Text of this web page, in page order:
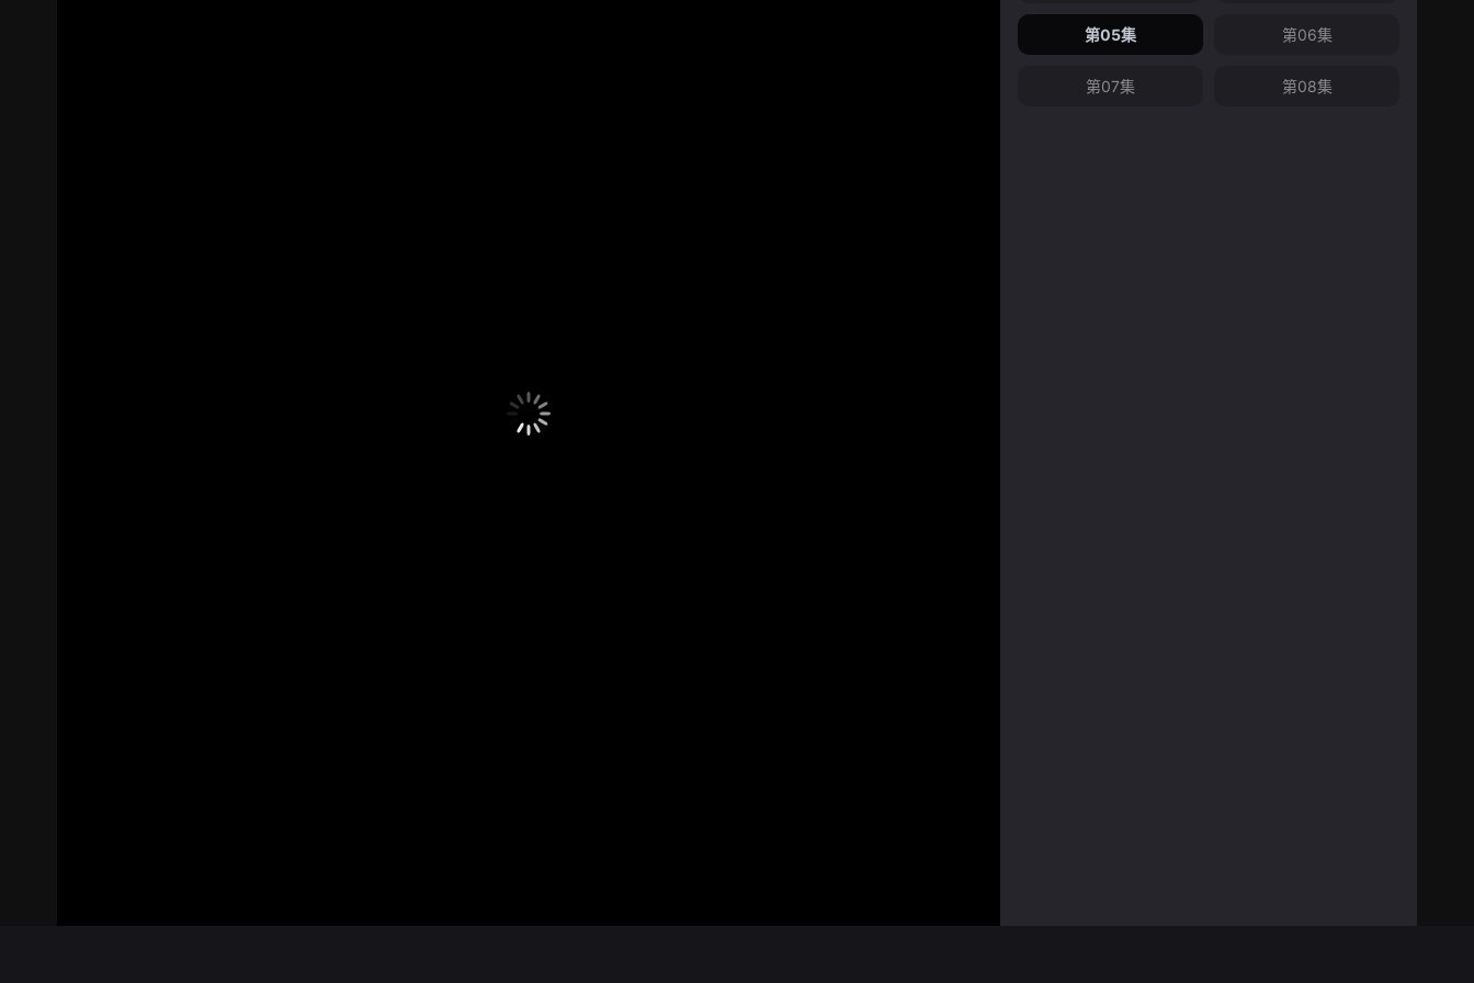
第05集 第06集
第07集 第08集